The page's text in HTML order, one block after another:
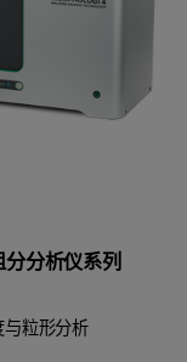
分析仪系列
粒形分析